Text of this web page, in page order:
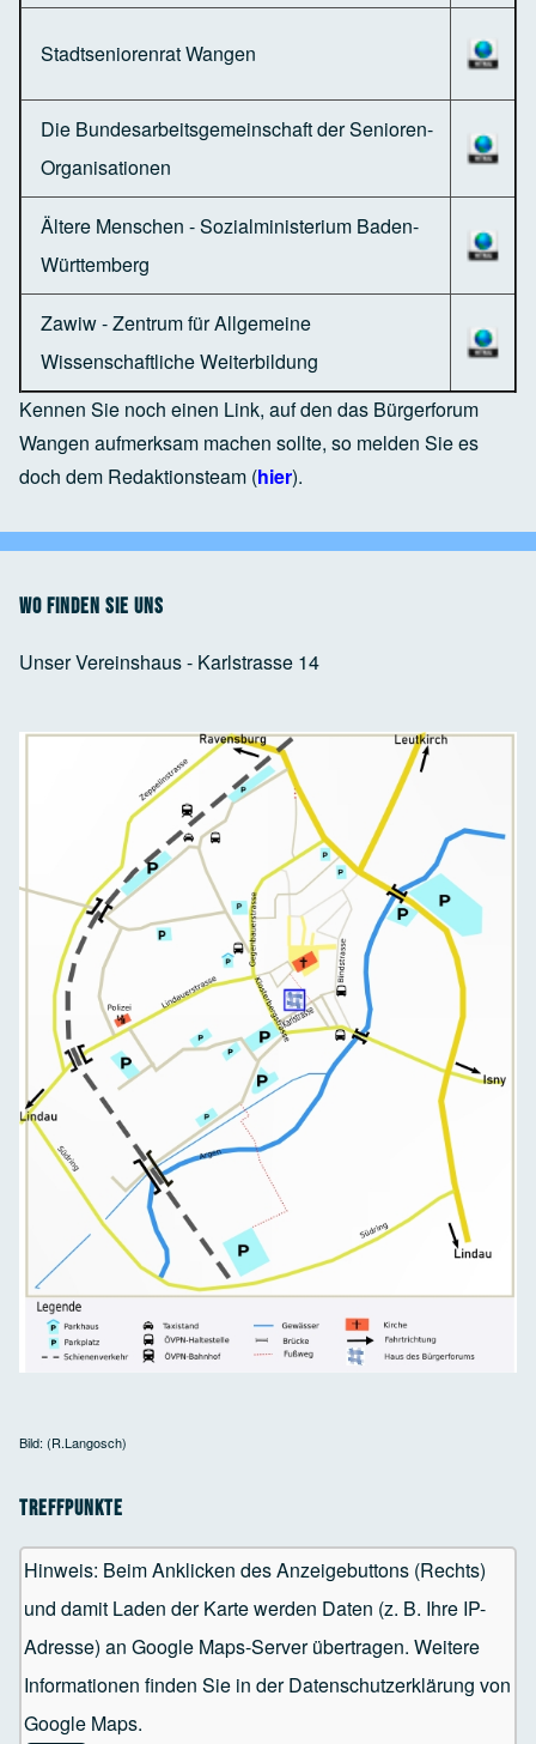
Stadtseniorenrat Wangen
Die Bundesarbeitsgemeinschaft der Senioren-
Organisationen
Ältere Menschen - Sozialministerium Baden-
Württemberg
Zawiw - Zentrum für Allgemeine
Wissenschaftliche Weiterbildung
Kennen Sie noch einen Link, auf den das Bürgerforum
Wangen aufmerksam machen sollte, so melden Sie es
doch dem Redaktionsteam (hier).
Wo finden Sie uns
Unser Vereinshaus - Karlstrasse 14
Bild: (R.Langosch)
Treffpunkte
Hinweis: Beim Anklicken des Anzeigebuttons (Rechts)
und damit Laden der Karte werden Daten (z. B. Ihre IP-
Adresse) an Google Maps-Server übertragen. Weitere
Informationen finden Sie in der Datenschutzerklärung von
Google Maps.